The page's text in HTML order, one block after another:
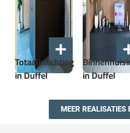
Totaalinrichting
in Duffel​
in Duffel
MEER REALISATIES